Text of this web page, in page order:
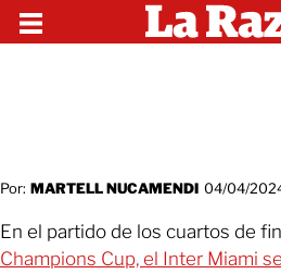
Por: MARTELL NUCAMENDI 04/04/
En el partido de los cuartos de
Champions Cup, el Inter Miami